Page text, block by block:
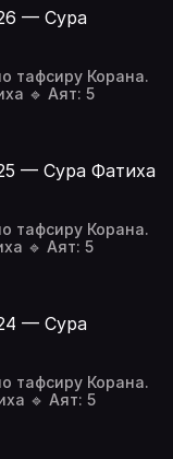
— Сура
тафсиру Корана.
🔹 Аят: 5
— Сура Фатиха
тафсиру Корана.
🔹 Аят: 5
— Сура
тафсиру Корана.
🔹 Аят: 5